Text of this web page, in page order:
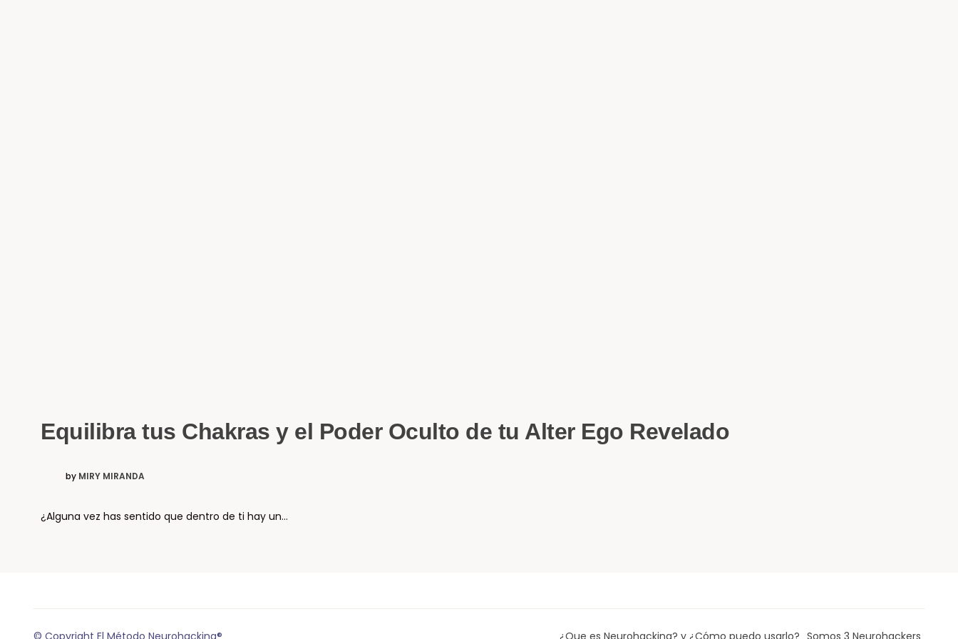
Equilibra tus Chakras y el Poder Oculto de tu Alter Ego Revelado
by MIRY MIRANDA
¿Alguna vez has sentido que dentro de ti hay un…
© Copyright El Método Neurohacking® ¿Que es Neurohacking? y ¿Cómo puedo usarlo? Somos 3 Neurohackers